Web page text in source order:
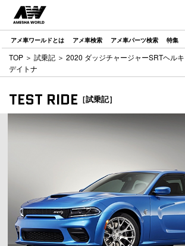
アメ車ワールドとは アメ車検索 アメ車パーツ検索 特集
TOP ＞ 試乗記 ＞ 2020 ダッジチャージャーSRTヘル
デイトナ
TEST RIDE ［試乗記］